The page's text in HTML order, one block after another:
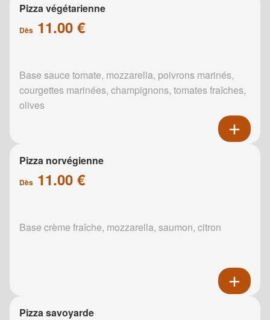
Pizza végétarienne
Dès 11.00 €
Base sauce tomate, mozzarella, poivrons marinés,
courgettes marinées, champignons, tomates fraîches,
olives
Pizza norvégienne
Dès 11.00 €
Base crème fraîche, mozzarella, saumon, citron
Pizza savoyarde